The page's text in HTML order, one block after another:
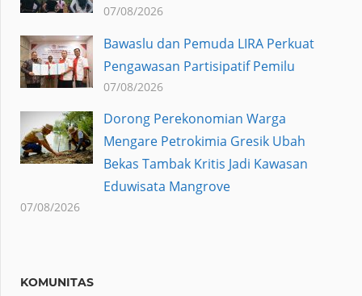
07/08/2026
Bawaslu dan Pemuda LIRA Perkuat
Pengawasan Partisipatif Pemilu
07/08/2026
Dorong Perekonomian Warga
Mengare Petrokimia Gresik Ubah
Bekas Tambak Kritis Jadi Kawasan
Eduwisata Mangrove
07/08/2026
KOMUNITAS